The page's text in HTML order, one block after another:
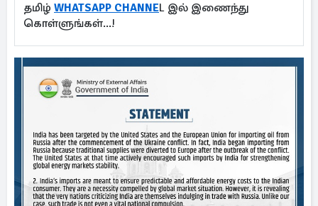
தமிழ் WHATSAPP CHANNEL இல் இணைந்து
கொள்ளுங்கள்...!